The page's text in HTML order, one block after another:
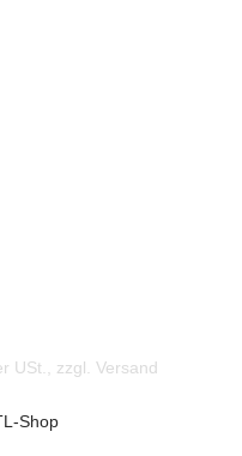
USt., zzgl. Versand
Shop